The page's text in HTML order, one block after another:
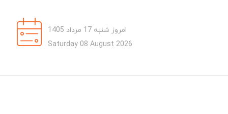
امروز شنبه 17 مرداد 1405
Saturday 08 August 2026